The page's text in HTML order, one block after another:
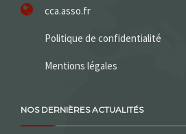
cca.asso.fr
Politique de confidentialité
Mentions légales
NOS DERNIÈRES ACTUALITÉS